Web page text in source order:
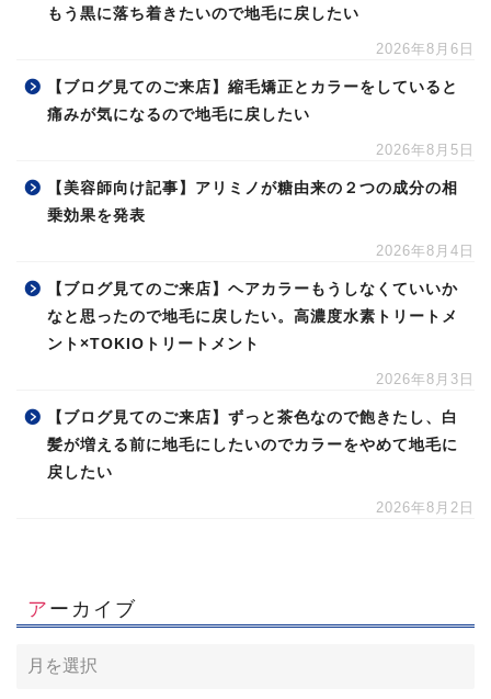
もう黒に落ち着きたいので地毛に戻したい
2026年8月6日
【ブログ見てのご来店】縮毛矯正とカラーをしていると
痛みが気になるので地毛に戻したい
2026年8月5日
【美容師向け記事】アリミノが糖由来の２つの成分の相
乗効果を発表
2026年8月4日
【ブログ見てのご来店】ヘアカラーもうしなくていいか
なと思ったので地毛に戻したい。高濃度水素トリートメ
ント×TOKIOトリートメント
2026年8月3日
【ブログ見てのご来店】ずっと茶色なので飽きたし、白
髪が増える前に地毛にしたいのでカラーをやめて地毛に
戻したい
2026年8月2日
アーカイブ